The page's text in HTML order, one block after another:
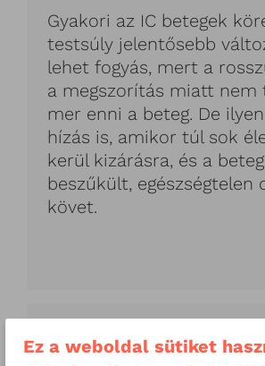
Gyakori az IC betegek
testsúly jelentősebb
lehet fogyás, mert a
a megszorítás miatt nem
mer enni a beteg. De
hízás is, amikor túl sok
kerül kizárásra, és a
beszűkült, egészségtelen
követ.
Ez a weboldal sütiket